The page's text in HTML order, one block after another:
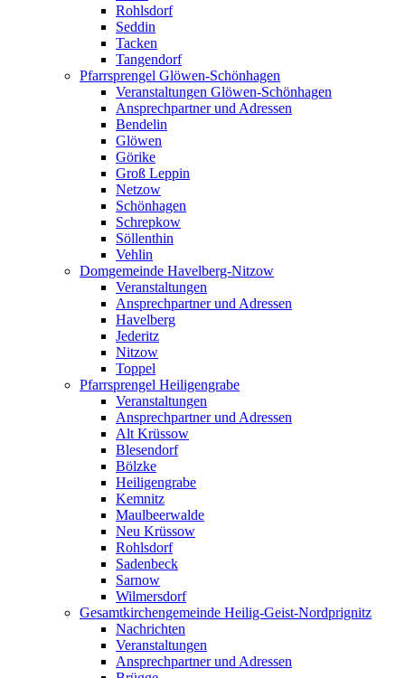
Rohlsdorf
Seddin
Tacken
Tangendorf
Pfarrsprengel Glöwen-Schönhagen
Veranstaltungen Glöwen-Schönhagen
Ansprechpartner und Adressen
Bendelin
Glöwen
Görike
Groß Leppin
Netzow
Schönhagen
Schrepkow
Söllenthin
Vehlin
Domgemeinde Havelberg-Nitzow
Veranstaltungen
Ansprechpartner und Adressen
Havelberg
Jederitz
Nitzow
Toppel
Pfarrsprengel Heiligengrabe
Veranstaltungen
Ansprechpartner und Adressen
Alt Krüssow
Blesendorf
Bölzke
Heiligengrabe
Kemnitz
Maulbeerwalde
Neu Krüssow
Rohlsdorf
Sadenbeck
Sarnow
Wilmersdorf
Gesamtkirchengemeinde Heilig-Geist-Nordprignitz
Nachrichten
Veranstaltungen
Ansprechpartner und Adressen